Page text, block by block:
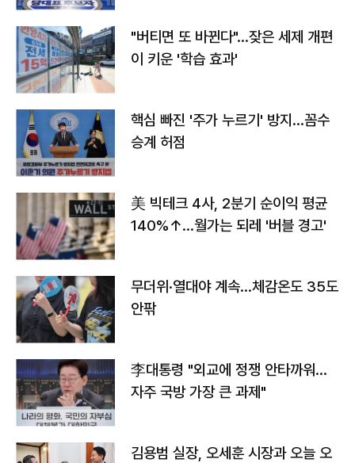
"버티면 또 바뀐다"…잦은 세제 개편
이 키운 '학습 효과'
핵심 빠진 '주가 누르기' 방지…꼼수
승계 허점
美 빅테크 4사, 2분기 순이익 평균
140%↑…월가는 되레 '버블 경고'
무더위·열대야 계속…체감온도 35도
안팎
李대통령 "외교에 정쟁 안타까워…
자주 국방 가장 큰 과제"
김용범 실장, 오세훈 시장과 오늘 오